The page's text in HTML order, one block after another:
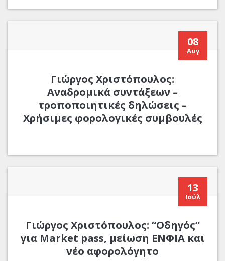
08
Αυγ
Γιώργος Χριστόπουλος:
Αναδρομικά συντάξεων –
τροποποιητικές δηλώσεις –
Χρήσιμες φορολογικές συμβουλές
13
Ιούλ
Γιώργος Χριστόπουλος: “Οδηγός”
για Market pass, μείωση ΕΝΦΙΑ και
νέο αφορολόγητο